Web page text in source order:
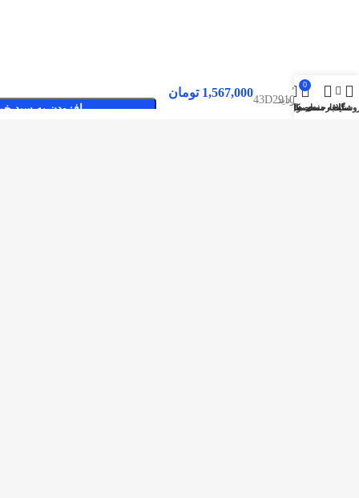
صفحات پربازدید
,
43D2910
,
1,567,000 تومان
افزودن به سبد سایدبار
علاقه مندی ها
0
محصول
حساب کاربری من